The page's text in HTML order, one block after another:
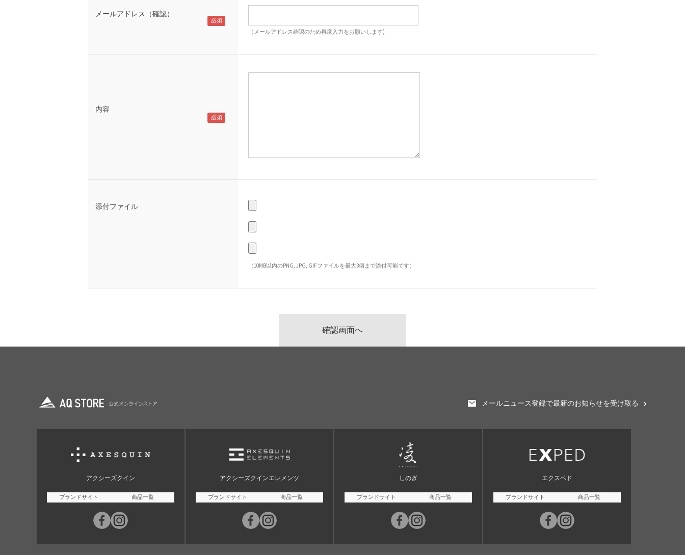
メールアドレス（確認）
（メールアドレス確認のため再度入力をお願いします)
内容
添付ファイル
（10MB以内のPNG, JPG, GIFファイルを最大3個まで添付可能です）
メールニュース登録で最新のお知らせを受け取る
アクシーズクイン
ブランドサイト 商品一覧
アクシーズクインエレメンツ
ブランドサイト 商品一覧
しのぎ
ブランドサイト 商品一覧
エクスペド
ブランドサイト 商品一覧